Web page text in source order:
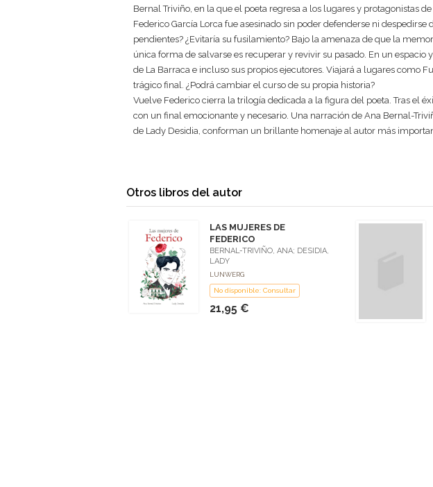
Bernal Triviño, en la que el poeta regresa a los lugares y protagonistas
Federico García Lorca fue asesinado sin poder defenderse ni
pendientes? ¿Evitaría su fusilamiento? Bajo la amenaza de que la
única forma de salvarse es recuperar y revivir su pasado. En un
de La Barraca e incluso sus propios ejecutores. Viajará a lugares como
trágico final. ¿Podrá cambiar el curso de su propia historia?
Vuelve Federico cierra la trilogía dedicada a la figura del poeta. Tras el
con un final emocionante y necesario. Una narración de Ana Bernal-
de Lady Desidia, conforman un brillante homenaje al autor más
Otros libros del autor
LAS MUJERES DE
FEDERICO
BERNAL-TRIVIÑO, ANA; DESIDIA,
LADY
LUNWERG
No disponible: Consultar
21,95 €